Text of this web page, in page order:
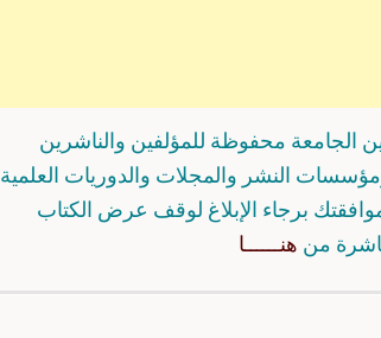
الجامعة محفوظة للمؤلفين والناشرين
النشر والمجلات والدوريات العلمية
برجاء الإبلاغ لوقف عرض الكتاب
من هنــــــا